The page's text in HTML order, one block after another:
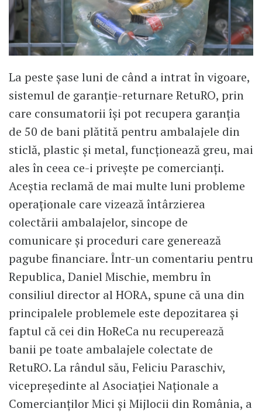
La peste șase luni de când a intrat în vigoare,
sistemul de garanție-returnare RetuRO, prin
care consumatorii își pot recupera garanția
de 50 de bani plătită pentru ambalajele din
sticlă, plastic și metal, funcționează greu, mai
ales în ceea ce-i privește pe comercianți.
Aceștia reclamă de mai multe luni probleme
operaţionale care vizează întârzierea
colectării ambalajelor, sincope de
comunicare și proceduri care generează
pagube financiare. Într-un comentariu pentru
Republica, Daniel Mischie, membru în
consiliul director al HORA, spune că una din
principalele problemele este depozitarea și
faptul că cei din HoReCa nu recuperează
banii pe toate ambalajele colectate de
RetuRO. La rândul său, Feliciu Paraschiv,
vicepreşedinte al Asociaţiei Naţionale a
Comercianţilor Mici şi Mijlocii din România, a